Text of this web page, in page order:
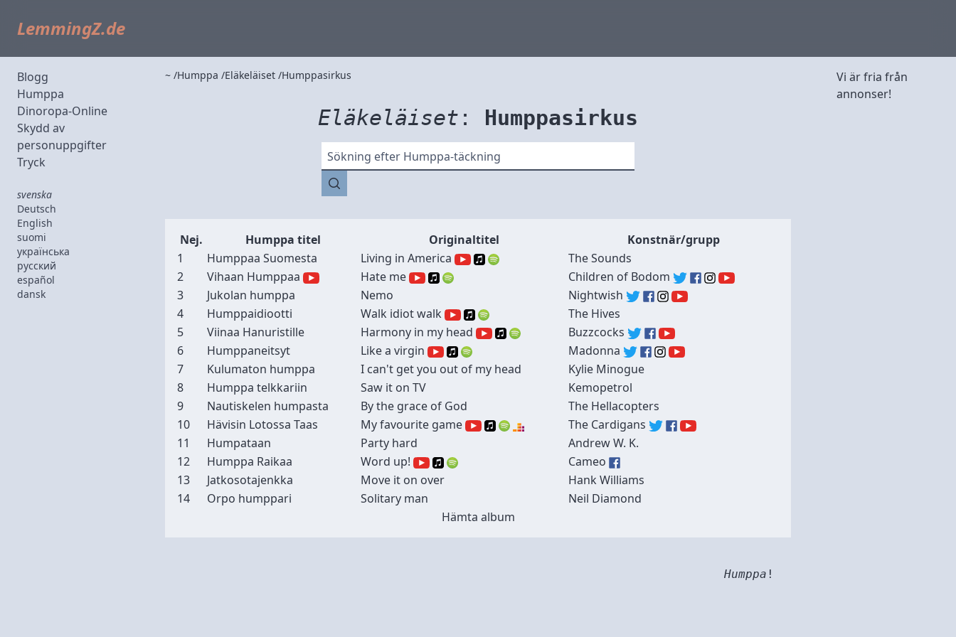
LemmingZ.de
Blogg
Humppa
Dinoropa-Online
Skydd av
personuppgifter
Tryck
svenska
Deutsch
English
suomi
українська
русский
español
dansk
~ Humppa Eläkeläiset Humppasirkus
Eläkeläiset : Humppasirkus
Sökning efter Humppa-täckning
Nej. Humppa titel Originaltitel Konstnär/grupp
Hämta album
1 Humppaa Suomesta Living in America
The Sounds
2
Vihaan Humppaa Hate me
Children of Bodom
3
Jukolan humppa Nemo
Nightwish
4
Humppaidiootti Walk idiot walk
The Hives
5
Viinaa Hanuristille Harmony in my head
Buzzcocks
6
Humppaneitsyt Like a virgin
Madonna
7
Kulumaton humppa I can't get you out of my head
Kylie Minogue
8
Humppa telkkariin Saw it on TV
Kemopetrol
9
Nautiskelen humpasta By the grace of God
The Hellacopters
10
Hävisin Lotossa Taas My favourite game
The Cardigans
11
Humpataan Party hard
Andrew W. K.
12
Humppa Raikaa Word up!
Cameo
13
Jatkosotajenkka Move it on over
Hank Williams
14
Orpo humppari Solitary man Neil Diamond
Humppa !
Vi är fria från
annonser!